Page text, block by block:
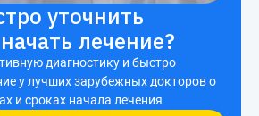
уточнить
лечение?
диагностику и быстро
у лучших зарубежных докторов о
и сроках начала лечения